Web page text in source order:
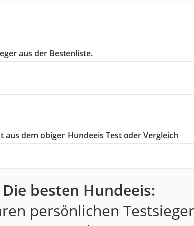
aus der Bestenliste.
aus dem obigen Hundeeis Test oder Vergleich
Die besten Hundeeis:
persönlichen